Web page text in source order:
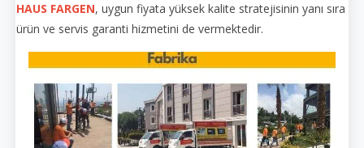
HAUS FARGEN, uygun fiyata yüksek kalite stratejisinin yanı sıra
ürün ve servis garanti hizmetini de vermektedir.